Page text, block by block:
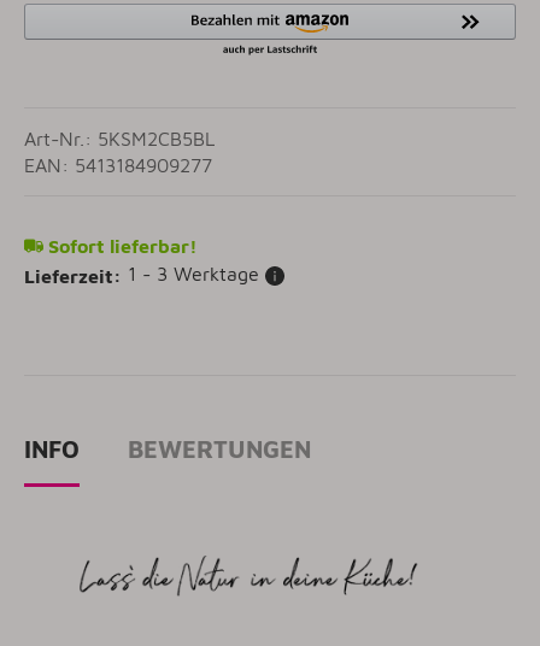
Art-Nr.: 5KSM2CB5BL
EAN: 5413184909277
Sofort lieferbar!
Lieferzeit: 1 - 3 Werktage
INFO BEWERTUNGEN